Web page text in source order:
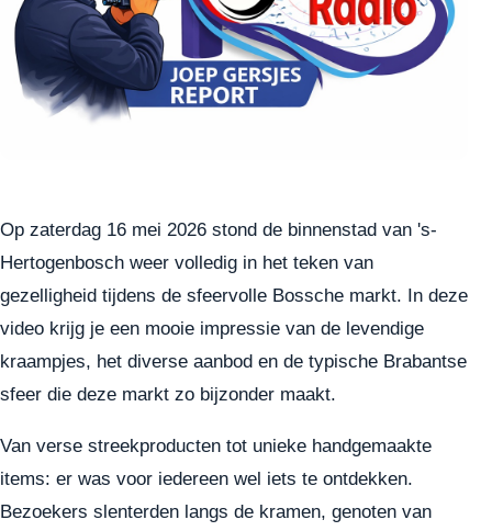
Op zaterdag 16 mei 2026 stond de binnenstad van 's-
Hertogenbosch weer volledig in het teken van
gezelligheid tijdens de sfeervolle Bossche markt. In deze
video krijg je een mooie impressie van de levendige
kraampjes, het diverse aanbod en de typische Brabantse
sfeer die deze markt zo bijzonder maakt.
Van verse streekproducten tot unieke handgemaakte
items: er was voor iedereen wel iets te ontdekken.
Bezoekers slenterden langs de kramen, genoten van